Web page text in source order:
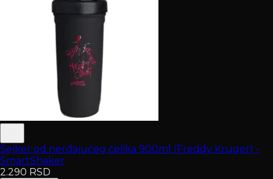
Šejker od nerđajućeg čelika 900ml (Freddy Kruger) -
SmartShaker
2.290 RSD